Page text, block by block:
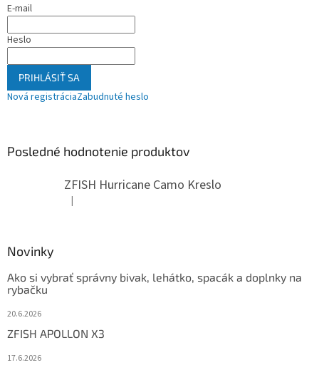
E-mail
Heslo
PRIHLÁSIŤ SA
Nová registráciaZabudnuté heslo
Posledné hodnotenie produktov
ZFISH Hurricane Camo Kreslo
Hodnotenie produktu je 5 z 5 hviezdičiek.
|
Novinky
Ako si vybrať správny bivak, lehátko, spacák a doplnky na
rybačku
20.6.2026
ZFISH APOLLON X3
17.6.2026